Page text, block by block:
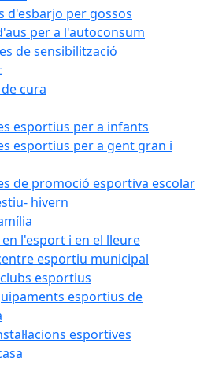
d'esbarjo per gossos
per a l'autoconsum
de sensibilització
cura
esportius per a infants
esportius per a gent gran i
de promoció esportiva escolar
hivern
l'esport i en el lleure
esportiu municipal
esportius
esportius de
esportives